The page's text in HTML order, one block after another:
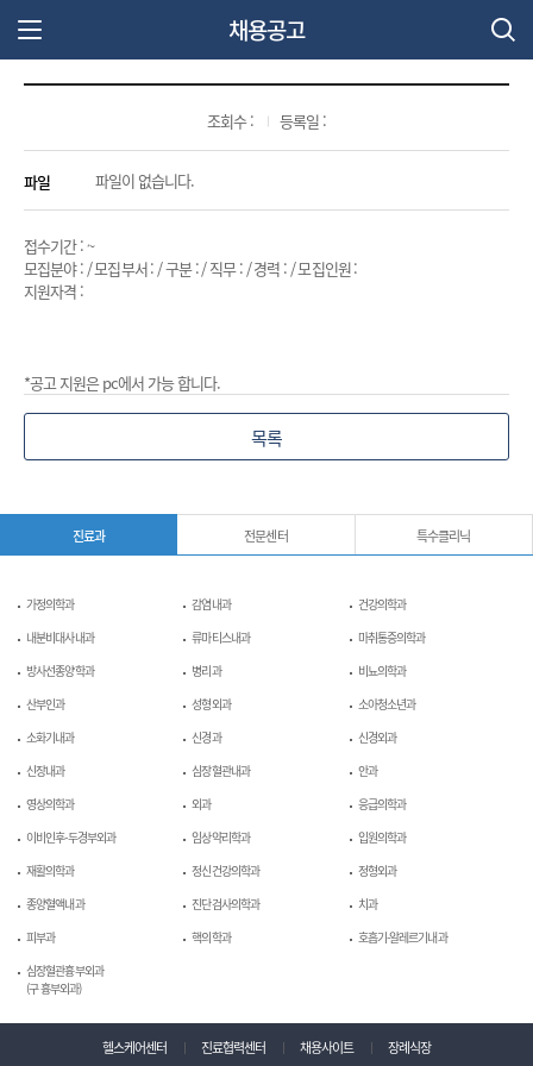
채용공고
조회수 : 등록일 :
파일 파일이 없습니다.
접수기간 : ~
모집분야 : / 모집부서 : / 구분 : / 직무 : / 경력 : / 모집인원 :
지원자격 :
*공고 지원은 pc에서 가능 합니다.
목록
진료과 전문센터 특수클리닉
가정의학과 감염내과
건강의학과
내분비대사내과
류마티스내과
마취통증의학과
방사선종양학과
병리과
비뇨의학과
산부인과
성형외과
소아청소년과
소화기내과
신경과
신경외과
신장내과
심장혈관내과
안과
영상의학과
외과
응급의학과
이비인후-두경부외과
임상약리학과
입원의학과
재활의학과
정신건강의학과
정형외과
종양혈액내과
진단검사의학과
치과
피부과
핵의학과
호흡기-알레르기내과
심장혈관흉부외과
(구 흉부외과)
헬스케어센터 진료협력센터 채용사이트 장례식장